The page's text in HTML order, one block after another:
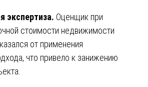
экспертиза. Оценщик при
стоимости недвижимости
от применения
что привело к занижению